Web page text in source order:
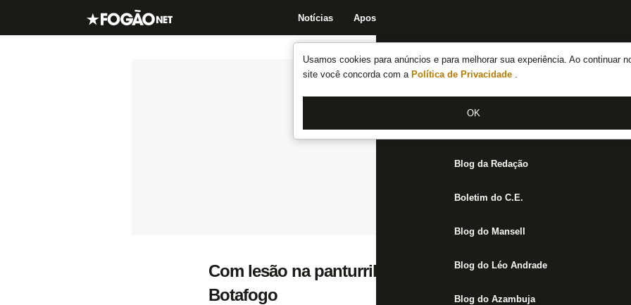
Usamos cookies para anúncios e para melhorar sua experiência. Ao continuar
site você concorda com a Política de Privacidade .
OK
Notícias Apostas
Notícias do Botafogo
Fórum
Jogos
Blog da Redação
Boletim do C.E.
Blog do Mansell
Blog do Léo Andrade
Blog do Azambuja
Com lesão na panturrilha, Leo Valencia segue como
Botafogo